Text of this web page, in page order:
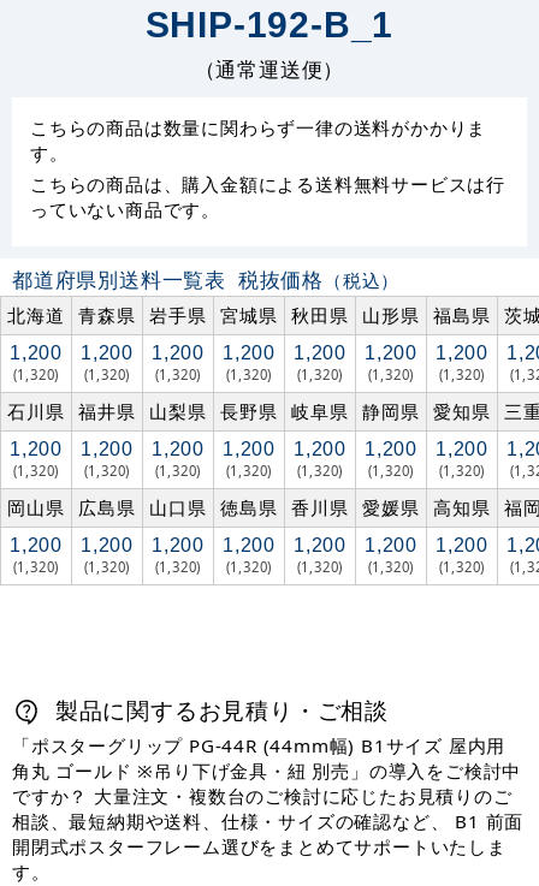
SHIP-192-B_1
（通常運送便）
こちらの商品は数量に関わらず一律の送料がかかりま
す。
こちらの商品は、購入金額による送料無料サービスは行
っていない商品です。
都道府県別送料一覧表 税抜価格 （税込）
北海道
青森県 岩手県 宮城県 秋田県 山形県 福島県 茨
1,200
(1,320)
1,200
(1,320)
1,200
(1,320)
1,200
(1,320)
1,200
(1,320)
1,200
(1,320)
1,200
(1,320)
石川県 福井県 山梨県 長野県 岐阜県 静岡県 愛知県 三
1,200
(1,320)
1,200
(1,320)
1,200
(1,320)
1,200
(1,320)
1,200
(1,320)
1,200
(1,320)
1,200
(1,320)
岡山県 広島県 山口県 徳島県 香川県 愛媛県 高知県 福
1,200
(1,320)
1,200
(1,320)
1,200
(1,320)
1,200
(1,320)
1,200
(1,320)
1,200
(1,320)
1,200
(1,320)
製品に関するお見積り・ご相談
「ポスターグリップ PG-44R (44mm幅) B1サイズ 屋内用
角丸 ゴールド ※吊り下げ金具・紐 別売」の導入をご検討中
ですか？ 大量注文・複数台のご検討に応じたお見積りのご
相談、最短納期や送料、仕様・サイズの確認など、 B1 前面
開閉式ポスターフレーム選びをまとめてサポートいたしま
す。